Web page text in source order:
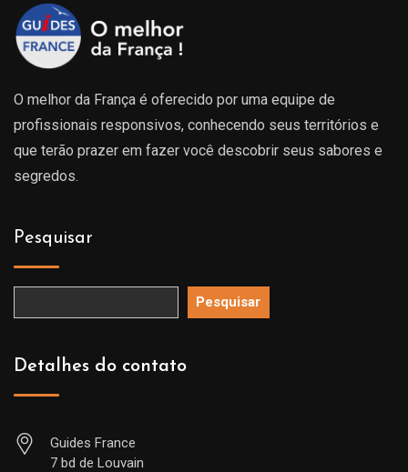
O melhor da França é oferecido por uma equipe de
profissionais responsivos, conhecendo seus territórios e
que terão prazer em fazer você descobrir seus sabores e
segredos.
Pesquisar
Pesquisar
Detalhes do contato
Guides France
7 bd de Louvain